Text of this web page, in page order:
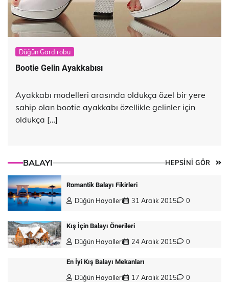
Düğün Gardırobu
Bootie Gelin Ayakkabısı
Ayakkabı modelleri arasında oldukça özel bir yere
sahip olan bootie ayakkabı özellikle gelinler için
oldukça […]
BALAYI HEPSİNİ GÖR
Romantik Balayı Fikirleri
Düğün Hayalleri 31 Aralık 2015 0
Kış İçin Balayı Önerileri
Düğün Hayalleri 24 Aralık 2015 0
En İyi Kış Balayı Mekanları
Düğün Hayalleri 17 Aralık 2015 0